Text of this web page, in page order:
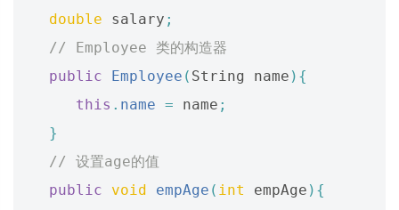
double
salary ;
// Employee 类的构造器
public
Employee ( String name ){
this . name = name ;
}
// 设置age的值
public
void empAge ( int empAge ){